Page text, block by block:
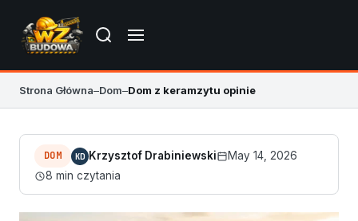
Strona Główna–Dom–Dom z keramzytu opinie
DOM KD Krzysztof Drabiniewski
May 14, 2026
8 min czytania